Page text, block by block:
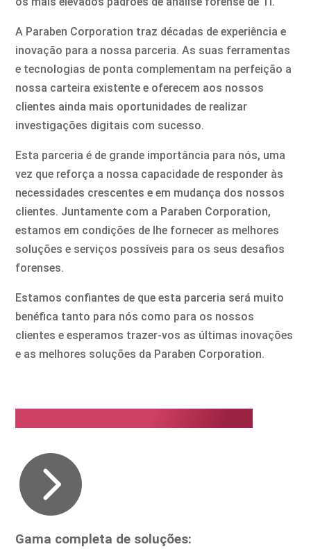
A Paraben Corporation traz décadas de experiência e
inovação para a nossa parceria. As suas ferramentas
e tecnologias de ponta complementam na perfeição a
nossa carteira existente e oferecem aos nossos
clientes ainda mais oportunidades de realizar
investigações digitais com sucesso.
Esta parceria é de grande importância para nós, uma
vez que reforça a nossa capacidade de responder às
necessidades crescentes e em mudança dos nossos
clientes. Juntamente com a Paraben Corporation,
estamos em condições de lhe fornecer as melhores
soluções e serviços possíveis para os seus desafios
forenses.
Estamos confiantes de que esta parceria será muito
benéfica tanto para nós como para os nossos
clientes e esperamos trazer-vos as últimas inovações
e as melhores soluções da Paraben Corporation.

Gama completa de soluções: